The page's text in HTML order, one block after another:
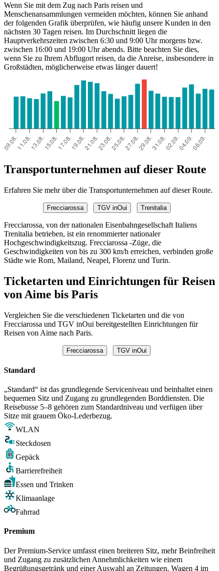
Aime
Wenn Sie mit dem Zug nach Paris reisen und
Menschenansammlungen vermeiden möchten, können Sie anhand
der folgenden Grafik überprüfen, wie häufig unsere Kunden in den
nächsten 30 Tagen reisen. Im Durchschnitt liegen die
Hauptverkehrszeiten zwischen 6:30 und 9:00 Uhr morgens bzw.
zwischen 16:00 und 19:00 Uhr abends. Bitte beachten Sie dies,
wenn Sie zu Ihrem Abflugort reisen, da die Anreise, insbesondere in
Großstädten, möglicherweise etwas länger dauert!
Transportunternehmen auf dieser Route
Erfahren Sie mehr über die Transportunternehmen auf dieser Route.
Frecciarossa TGV inOui Trenitalia
Frecciarossa, von der nationalen Eisenbahngesellschaft Italiens
Trenitalia betrieben, ist ein renommierter nationaler
Hochgeschwindigkeitszug. Frecciarossa -Züge, die
Geschwindigkeiten von bis zu 300 km/h erreichen, verbinden große
Städte wie Rom, Mailand, Neapel, Florenz und Turin.
Ticketarten und Einrichtungen für Reisen
von Aime bis Paris
Vergleichen Sie die verschiedenen Ticketarten und die von
Frecciarossa und TGV inOui bereitgestellten Einrichtungen für
Reisen von Aime nach Paris.
Frecciarossa TGV inOui
Standard
„Standard“ ist das grundlegende Serviceniveau und beinhaltet einen
bequemen Sitz und Zugang zu grundlegenden Borddiensten. Die
Reisebusse 5–8 gehören zum Standardniveau und verfügen über
Sitze mit grauem Öko-Lederbezug.
WLAN
Steckdosen
Gepäck
Barrierefreiheit
Essen und Trinken
Klimaanlage
Fahrrad
Premium
Der Premium-Service umfasst einen breiteren Sitz, mehr Beinfreiheit
und Zugang zu zusätzlichen Annehmlichkeiten wie einem
Begrüßungsgetränk und einer Auswahl an Zeitungen. Wagen 4 im